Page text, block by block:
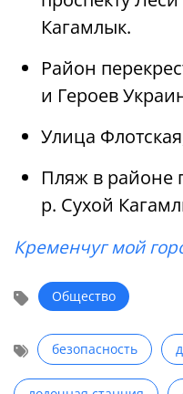
Кагамлык.
Район
и Героев
Улица
Пляж в районе
р. Сухой
Кременчуг мой
Общество
безопасность